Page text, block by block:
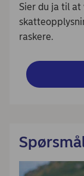
Sier du ja til at
raskere.